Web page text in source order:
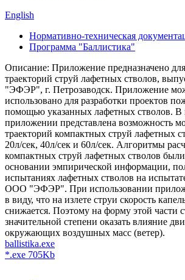
English
Нормативно-техническая
Программа "Баллистика"
Описание: Приложение предназначено
траекторий струй лафетных стволов,
"ЭФЭР", г. Петрозаводск. Приложение
использовано для разработки проектов
помощью указанных лафетных стволов. В
приложении представлена возможность
траекторий компактных струй лафетных
20л/сек, 40л/сек и 60л/сек. Алгоритмы
компактных струй лафетных стволов
основании эмпирической информации,
испытаниях лафетных стволов на
ООО "ЭФЭР". При использовании
в виду, что на излете струи скорость
снижается. Поэтому на форму этой части
значительной степени оказать влияние
окружающих воздушных масс (ветер).
ballistika.exe
*.exe 705Kb